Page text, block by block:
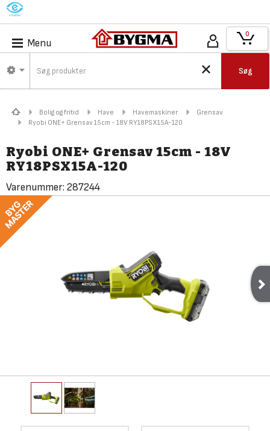
M
Menu
Søg
0
Bolig og fritid Have Havemaskiner
Grensav
Ryobi ONE+ Grensav 15cm - 18V RY18PSX15A-120
Ryobi ONE+ Grensav 15cm - 18V
RY18PSX15A-120
Varenummer: 287244